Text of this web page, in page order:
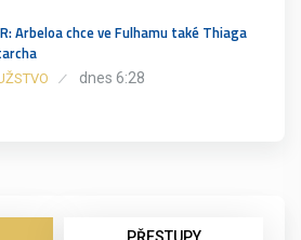
Arbeloa chce ve Fulhamu také Thiaga
dnes 6:28
PŘESTUPY